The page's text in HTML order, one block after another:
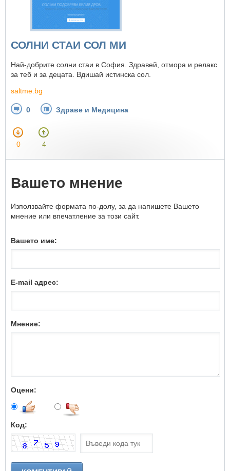
СОЛНИ СТАИ СОЛ МИ
Най-добрите солни стаи в София. Здравей, отмора и релакс
за теб и за децата. Вдишай истинска сол.
saltme.bg
0 Здраве и Медицина
0 4
Вашето мнение
Използвайте формата по-долу, за да напишете Вашето
мнение или впечатление за този сайт.
Вашето име:
E-mail адрес:
Мнение:
Оцени:
Код: